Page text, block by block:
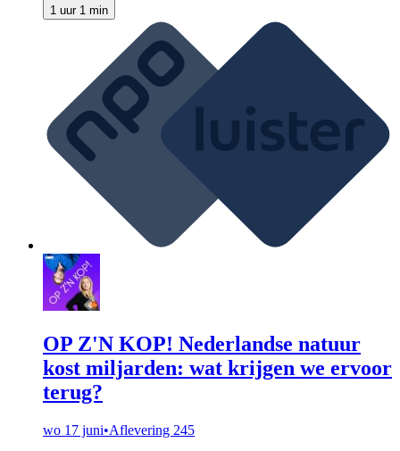
1 uur 1 min
OP Z'N KOP! Nederlandse natuur
kost miljarden: wat krijgen we ervoor
terug?
wo 17 juni•Aflevering 245